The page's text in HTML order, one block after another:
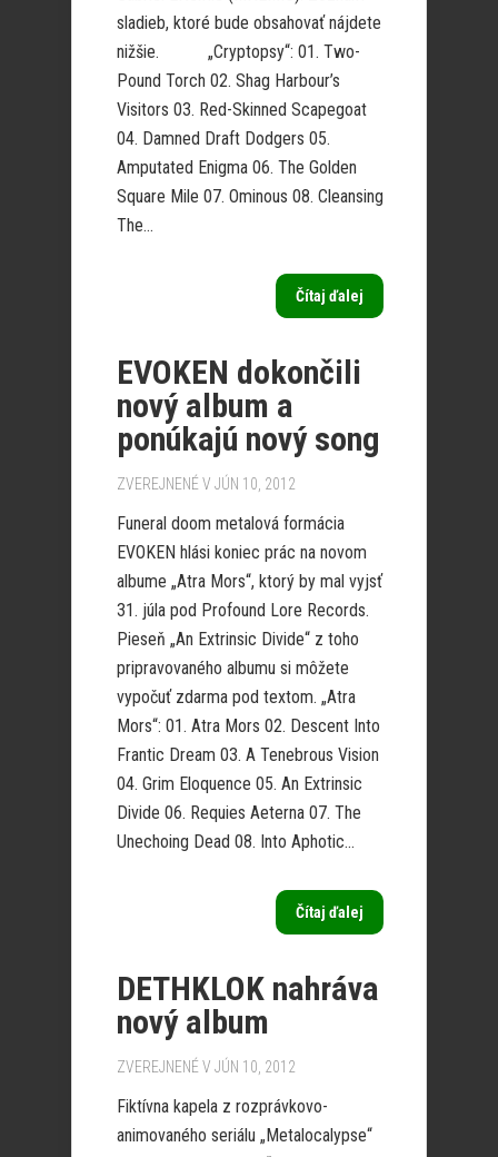
sladieb, ktoré bude obsahovať nájdete
nižšie. „Cryptopsy“: 01. Two-
Pound Torch 02. Shag Harbour’s
Visitors 03. Red-Skinned Scapegoat
04. Damned Draft Dodgers 05.
Amputated Enigma 06. The Golden
Square Mile 07. Ominous 08. Cleansing
The...
Čítaj ďalej
EVOKEN dokončili
nový album a
ponúkajú nový song
ZVEREJNENÉ V JÚN 10, 2012
Funeral doom metalová formácia
EVOKEN hlási koniec prác na novom
albume „Atra Mors“, ktorý by mal vyjsť
31. júla pod Profound Lore Records.
Pieseň „An Extrinsic Divide“ z toho
pripravovaného albumu si môžete
vypočuť zdarma pod textom. „Atra
Mors“: 01. Atra Mors 02. Descent Into
Frantic Dream 03. A Tenebrous Vision
04. Grim Eloquence 05. An Extrinsic
Divide 06. Requies Aeterna 07. The
Unechoing Dead 08. Into Aphotic...
Čítaj ďalej
DETHKLOK nahráva
nový album
ZVEREJNENÉ V JÚN 10, 2012
Fiktívna kapela z rozprávkovo-
animovaného seriálu „Metalocalypse“